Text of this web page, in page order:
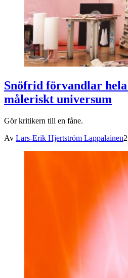
Snöfrid förvandlar
måleriskt universum
Gör kritikern till en fåne.
Av Lars-Erik Hjertström Lappalainen